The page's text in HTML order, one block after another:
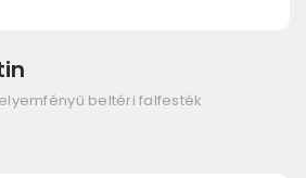
beltéri falfesték